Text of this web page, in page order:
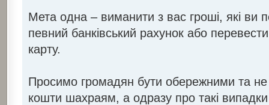
Мета одна – виманити з вас гроші, які ви
певний банківський рахунок або
карту.
Просимо громадян бути обережними та не
кошти шахраям, а одразу про такі випадки